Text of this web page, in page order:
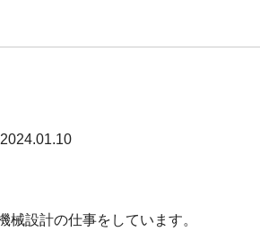
械設計の仕事をしています。